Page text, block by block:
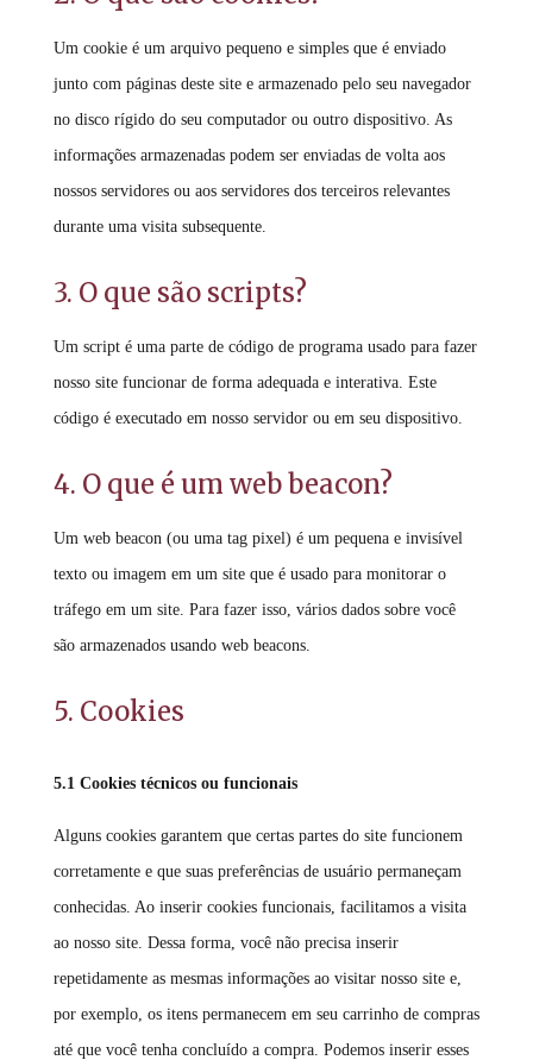
Um cookie é um arquivo pequeno e simples que é enviado
junto com páginas deste site e armazenado pelo seu navegador
no disco rígido do seu computador ou outro dispositivo. As
informações armazenadas podem ser enviadas de volta aos
nossos servidores ou aos servidores dos terceiros relevantes
durante uma visita subsequente.
3. O que são scripts?
Um script é uma parte de código de programa usado para fazer
nosso site funcionar de forma adequada e interativa. Este
código é executado em nosso servidor ou em seu dispositivo.
4. O que é um web beacon?
Um web beacon (ou uma tag pixel) é um pequena e invisível
texto ou imagem em um site que é usado para monitorar o
tráfego em um site. Para fazer isso, vários dados sobre você
são armazenados usando web beacons.
5. Cookies
5.1 Cookies técnicos ou funcionais
Alguns cookies garantem que certas partes do site funcionem
corretamente e que suas preferências de usuário permaneçam
conhecidas. Ao inserir cookies funcionais, facilitamos a visita
ao nosso site. Dessa forma, você não precisa inserir
repetidamente as mesmas informações ao visitar nosso site e,
por exemplo, os itens permanecem em seu carrinho de compras
até que você tenha concluído a compra. Podemos inserir esses